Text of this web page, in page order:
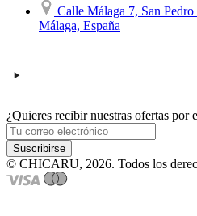
Calle Málaga 7, San
Málaga, España
¿Quieres recibir nuestras ofertas por
Suscribirse
© CHICARU, 2026. Todos los